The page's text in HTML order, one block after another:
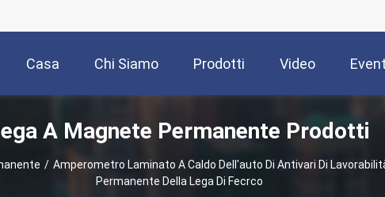
Casa Chi Siamo Prodotti Video
A Magnete Permanente Prodotti
/ Amperometro Laminato A Caldo Dell'auto Di Antivari Di
Permanente Della Lega Di Fecrco